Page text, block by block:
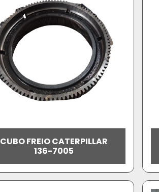
CUBO FREIO CATERPILLAR
136-7005